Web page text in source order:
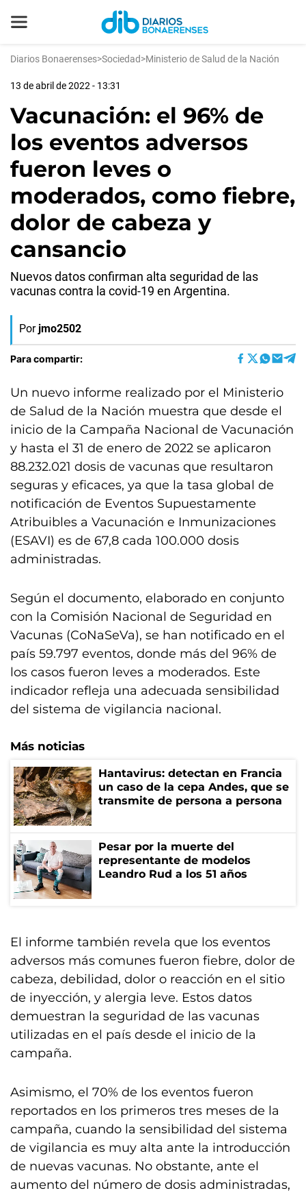
Diarios Bonaerenses>Sociedad>Ministerio de Salud de la Nación
13 de abril de 2022 - 13:31
Vacunación: el 96% de
los eventos adversos
fueron leves o
moderados, como fiebre,
dolor de cabeza y
cansancio
Nuevos datos confirman alta seguridad de las
vacunas contra la covid-19 en Argentina.
Por jmo2502
Para compartir:
Un nuevo informe realizado por el Ministerio
de Salud de la Nación muestra que desde el
inicio de la Campaña Nacional de Vacunación
y hasta el 31 de enero de 2022 se aplicaron
88.232.021 dosis de vacunas que resultaron
seguras y eficaces, ya que la tasa global de
notificación de Eventos Supuestamente
Atribuibles a Vacunación e Inmunizaciones
(ESAVI) es de 67,8 cada 100.000 dosis
administradas.
Según el documento, elaborado en conjunto
con la Comisión Nacional de Seguridad en
Vacunas (CoNaSeVa), se han notificado en el
país 59.797 eventos, donde más del 96% de
los casos fueron leves a moderados. Este
indicador refleja una adecuada sensibilidad
del sistema de vigilancia nacional.
Más noticias
Hantavirus: detectan en Francia
un caso de la cepa Andes, que se
transmite de persona a persona
Pesar por la muerte del
representante de modelos
Leandro Rud a los 51 años
El informe también revela que los eventos
adversos más comunes fueron fiebre, dolor de
cabeza, debilidad, dolor o reacción en el sitio
de inyección, y alergia leve. Estos datos
demuestran la seguridad de las vacunas
utilizadas en el país desde el inicio de la
campaña.
Asimismo, el 70% de los eventos fueron
reportados en los primeros tres meses de la
campaña, cuando la sensibilidad del sistema
de vigilancia es muy alta ante la introducción
de nuevas vacunas. No obstante, ante el
aumento del número de dosis administradas,